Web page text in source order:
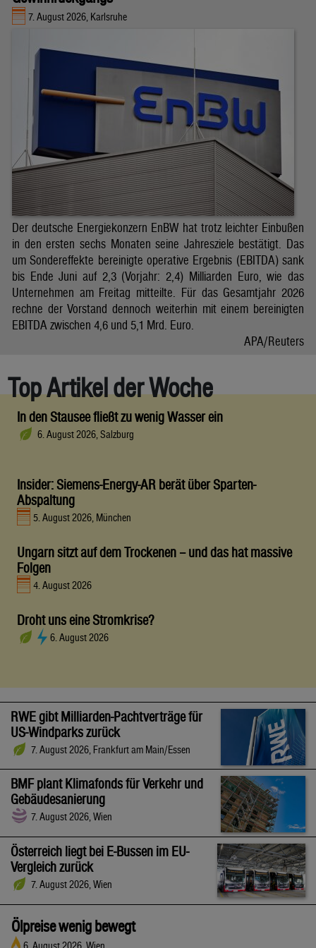
7. August 2026, Karlsruhe
Der deutsche Energiekonzern EnBW hat trotz leichter Einbußen
in den ersten sechs Monaten seine Jahresziele bestätigt. Das
um Sondereffekte bereinigte operative Ergebnis (EBITDA) sank
bis Ende Juni auf 2,3 (Vorjahr: 2,4) Milliarden Euro, wie das
Unternehmen am Freitag mitteilte. Für das Gesamtjahr 2026
rechne der Vorstand dennoch weiterhin mit einem bereinigten
EBITDA zwischen 4,6 und 5,1 Mrd. Euro.
APA/Reuters
Top Artikel der Woche
In den Stausee fließt zu wenig Wasser ein
6. August 2026, Salzburg
Insider: Siemens-Energy-AR berät über Sparten-
Abspaltung
5. August 2026, München
Ungarn sitzt auf dem Trockenen – und das hat massive
Folgen
4. August 2026
Droht uns eine Stromkrise?
6. August 2026
RWE gibt Milliarden-Pachtverträge für
US-Windparks zurück
7. August 2026, Frankfurt am Main/Essen
BMF plant Klimafonds für Verkehr und
Gebäudesanierung
7. August 2026, Wien
Österreich liegt bei E-Bussen im EU-
Vergleich zurück
7. August 2026, Wien
Ölpreise wenig bewegt